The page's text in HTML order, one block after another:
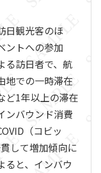
日観光客のほ
ントへの参加
る訪日者で、航
地での一時滞在
ど1年以上の滞在
ンバウンド消費
（コビッ
して増加傾向に
ると、インバウ